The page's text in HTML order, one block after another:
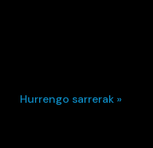
Hurrengo sarrerak »